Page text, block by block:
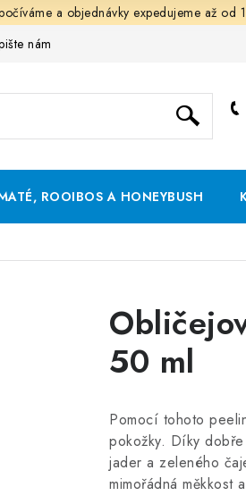
a objednávky expedujeme až od
nám
ROOIBOS A HONEYBUSH
50 ml
Pomocí tohoto
pokožky. Díky
jader a zeleného
mimořádná měkkost